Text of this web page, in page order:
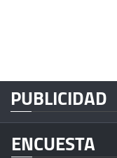
PUBLICIDAD
ENCUESTA